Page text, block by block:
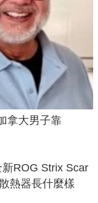
拿大男子靠
ROG Strix Scar
熱器長什麼樣